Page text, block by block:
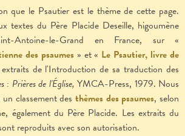
que le Psautier est le thème de cette page.
textes du Père Placide Deseille, higoumène
Antoine-le-Grand en France, sur «
des psaumes» et « Le Psautier, livre de
de l'Introduction de sa traduction des
: Prières de l'Église, YMCA-Press, 1979. Nous
classement des thèmes des psaumes, selon
également du Père Placide. Les extraits du
reproduits avec son autorisation.